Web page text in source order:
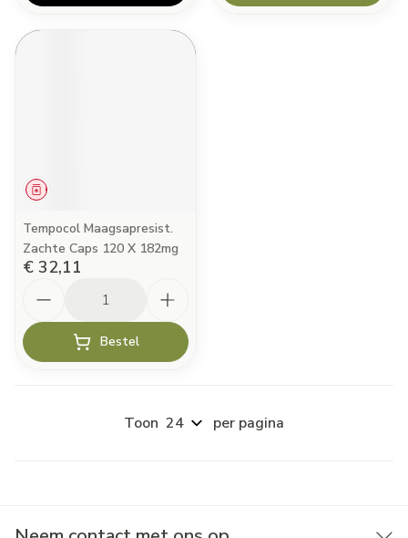
Geneesmiddel
Tempocol Maagsapresist.
Zachte Caps 120 X 182mg
€ 32,11
Bestel
Toon per pagina